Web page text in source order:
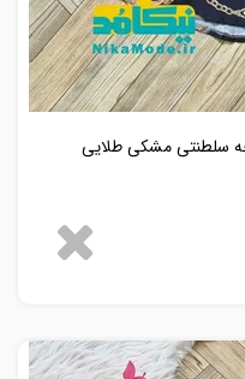
سلطنتی مشکی طلایی